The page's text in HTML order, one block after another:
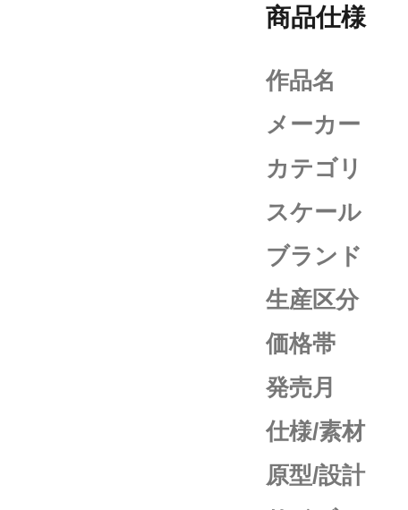
商品仕様
作品名
メーカー
カテゴリ
スケール
ブランド
生産区分
価格帯
発売月
仕様/素材
原型/設計